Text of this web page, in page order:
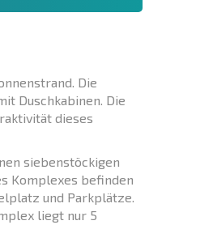
Die
Duschkabinen. Die
dieses
siebenstöckigen
Komplexes befinden
und Parkplätze.
liegt nur 5